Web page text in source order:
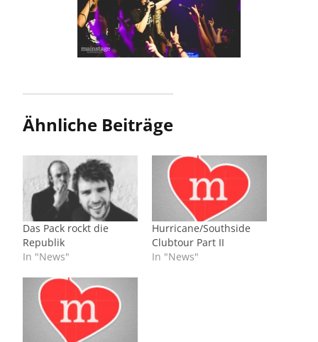
Ähnliche Beiträge
Das Pack rockt die
Republik
In "News"
Hurricane/Southside
Clubtour Part II
In "News"